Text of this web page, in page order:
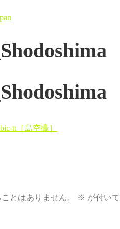
tt［島空撮］
とはありません。 ※ が付い